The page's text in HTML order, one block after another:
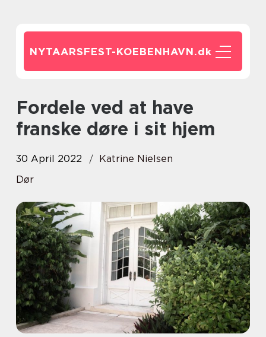
NYTAARSFEST-KOEBENHAVN.dk
Fordele ved at have
franske døre i sit hjem
30 April 2022
Katrine Nielsen
Dør